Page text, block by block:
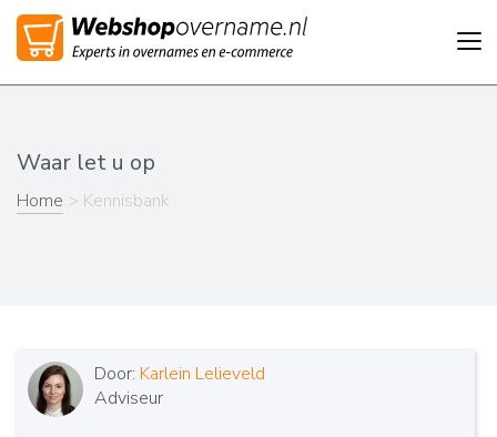
Waar let u op
Home > Kennisbank
Door: Karlein Lelieveld
Adviseur